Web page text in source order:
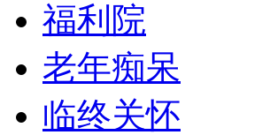
福利院
老年痴呆
临终关怀